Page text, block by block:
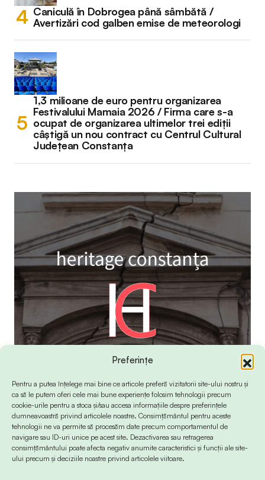
Preferințe
Pentru a putea înțelege mai bine ce articole preferă vizitatorii site-ului nostru și
ca să le putem oferi cele mai bune experiențe folosim tehnologii precum
cookie-urile pentru a stoca și/sau accesa informațiile despre preferințele
dumneavoastră privind articolele noastre. Consimțământul pentru aceste
tehnologii ne va permite să procesăm date precum comportamentul de
navigare sau ID-uri unice pe acest site. Dezactivarea sau retragerea
consimțământului poate afecta negativ anumite caracteristici și funcții ale site-
ului precum și deciziile noastre privind articolele viitoare.
Caniculă în Dobrogea până sâmbătă /
Avertizări cod galben emise de meteorologi
1,3 milioane de euro pentru organizarea
Festivalului Mamaia 2026 / Firma care s-a
ocupat de organizarea ultimelor trei ediții
câștigă un nou contract cu Centrul Cultural
Județean Constanța